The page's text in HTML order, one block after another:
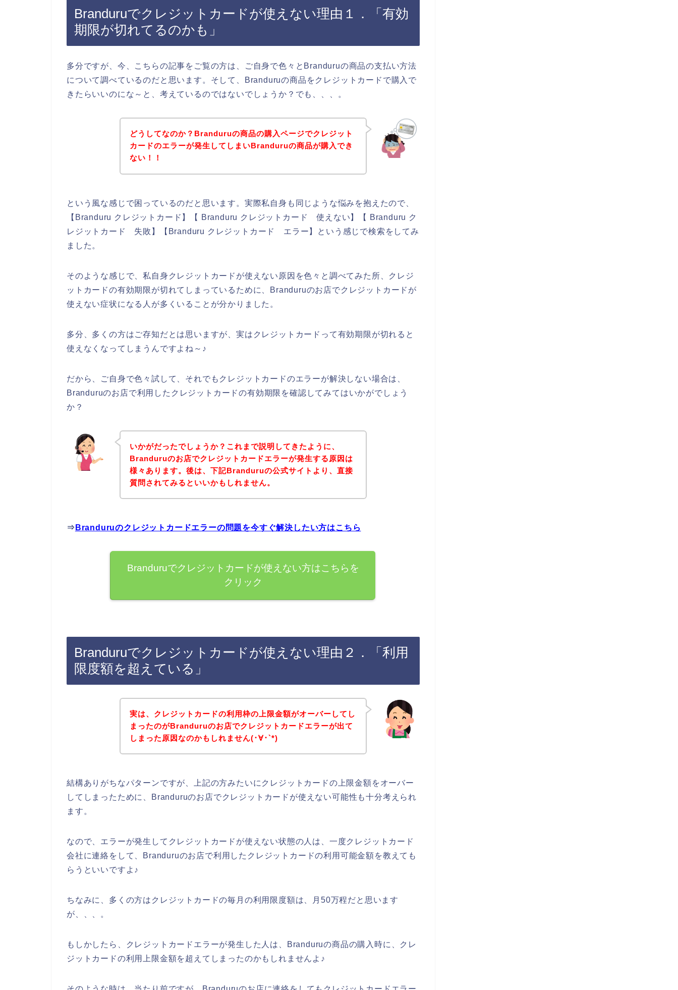
Branduruでクレジットカードが使えない理由１．「有効
期限が切れてるのかも」
多分ですが、今、こちらの記事をご覧の方は、ご自身で色々とBranduruの商品の支払い方法
について調べているのだと思います。そして、Branduruの商品をクレジットカードで購入で
きたらいいのにな～と、考えているのではないでしょうか？でも、、、。
どうしてなのか？Branduruの商品の購入ページでクレジット
カードのエラーが発生してしまいBranduruの商品が購入でき
ない！！
という風な感じで困っているのだと思います。実際私自身も同じような悩みを抱えたので、
【Branduru クレジットカード】【 Branduru クレジットカード 使えない】【 Branduru ク
レジットカード 失敗】【Branduru クレジットカード エラー】という感じで検索をしてみ
ました。
そのような感じで、私自身クレジットカードが使えない原因を色々と調べてみた所、クレジ
ットカードの有効期限が切れてしまっているために、Branduruのお店でクレジットカードが
使えない症状になる人が多くいることが分かりました。
多分、多くの方はご存知だとは思いますが、実はクレジットカードって有効期限が切れると
使えなくなってしまうんですよね～♪
だから、ご自身で色々試して、それでもクレジットカードのエラーが解決しない場合は、
Branduruのお店で利用したクレジットカードの有効期限を確認してみてはいかがでしょう
か？
いかがだったでしょうか？これまで説明してきたように、
Branduruのお店でクレジットカードエラーが発生する原因は
様々あります。後は、下記Branduruの公式サイトより、直接
質問されてみるといいかもしれません。
⇒ Branduruのクレジットカードエラーの問題を今すぐ解決したい方はこちら
Branduruでクレジットカードが使えない方はこちらを
クリック
Branduruでクレジットカードが使えない理由２．「利用
限度額を超えている」
実は、クレジットカードの利用枠の上限金額がオーバーしてし
まったのがBranduruのお店でクレジットカードエラーが出て
しまった原因なのかもしれません(･∀･`*)
結構ありがちなパターンですが、上記の方みたいにクレジットカードの上限金額をオーバー
してしまったために、Branduruのお店でクレジットカードが使えない可能性も十分考えられ
ます。
なので、エラーが発生してクレジットカードが使えない状態の人は、一度クレジットカード
会社に連絡をして、Branduruのお店で利用したクレジットカードの利用可能金額を教えても
らうといいですよ♪
ちなみに、多くの方はクレジットカードの毎月の利用限度額は、月50万程だと思います
が、、、。
もしかしたら、クレジットカードエラーが発生した人は、Branduruの商品の購入時に、クレ
ジットカードの利用上限金額を超えてしまったのかもしれませんよ♪